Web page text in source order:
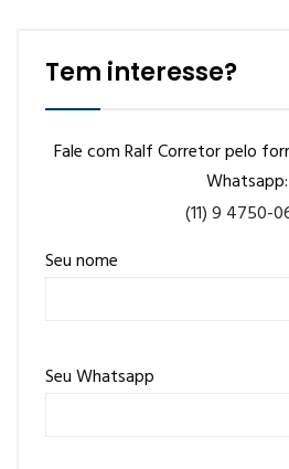
Tem interesse?
Fale com Ralf Corretor pelo
Whatsapp:
(11) 9 4750-
Seu nome
Seu Whatsapp